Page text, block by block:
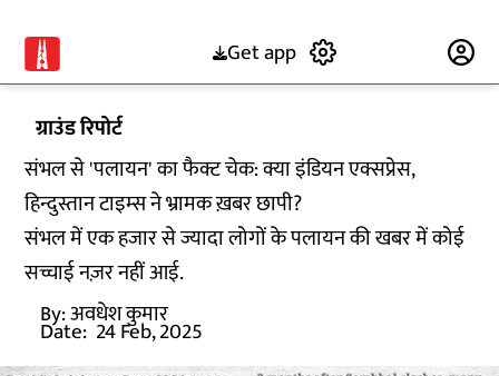
Get app
ग्राउंड रिपोर्ट
संभल से 'पलायन' का फैक्ट चेक: क्या इंडियन एक्सप्रेस,
हिन्दुस्तान टाइम्स ने भ्रामक ख़बर छापी?
संभल में एक हजार से ज्यादा लोगों के पलायन की खबर में कोई
सच्चाई नज़र नहीं आई.
By:अवधेश कुमार
Date: 24 Feb, 2025